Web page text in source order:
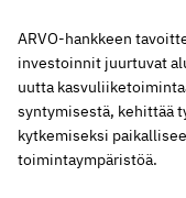
ARVO-hankkeen
investoinnit juurtuvat
uutta
syntymisestä, kehittää
kytkemiseksi
toimintaympäristöä.